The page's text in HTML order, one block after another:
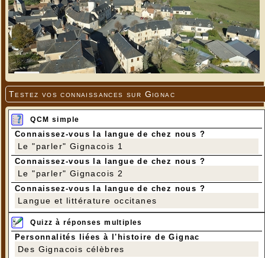
Testez vos connaissances sur Gignac
QCM simple
Connaissez-vous la langue de chez nous ?
Le "parler" Gignacois 1
Connaissez-vous la langue de chez nous ?
Le "parler" Gignacois 2
Connaissez-vous la langue de chez nous ?
Langue et littérature occitanes
Quizz à réponses multiples
Personnalités liées à l'histoire de Gignac
Des Gignacois célèbres